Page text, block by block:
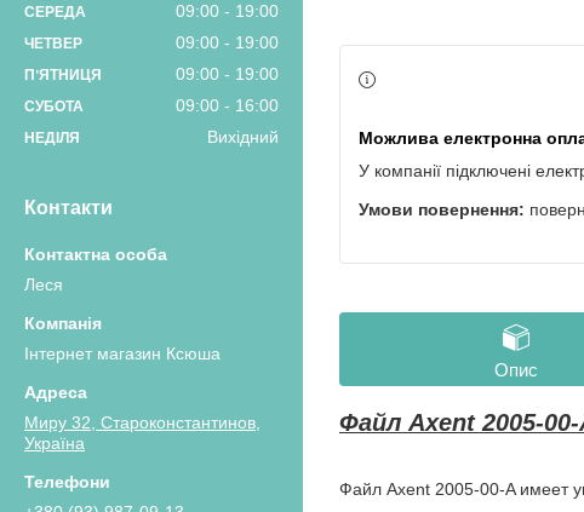
СЕРЕДА 09:00 19:00
ЧЕТВЕР 09:00 19:00
ПʼЯТНИЦЯ 09:00 19:00
СУБОТА 09:00 16:00
НЕДІЛЯ Вихідний
Контакти
Леся
Інтернет магазин Ксюша
Миру 32, Староконстантинов,
Україна
У компанії підключені
Опис
Файл Axent 2005-
Файл Axent 2005-00-A имеет